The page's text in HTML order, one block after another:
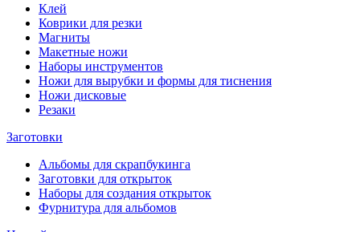
Клей
Коврики для резки
Магниты
Макетные ножи
Наборы инструментов
Ножи для вырубки и формы для тиснения
Ножи дисковые
Резаки
Заготовки
Альбомы для скрапбукинга
Заготовки для открыток
Наборы для создания открыток
Фурнитура для альбомов